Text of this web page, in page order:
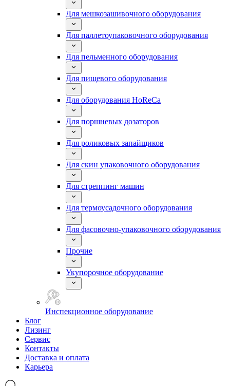
Для мешкозашивочного оборудования
Для паллетоупаковочного оборудования
Для пельменного оборудования
Для пищевого оборудования
Для оборудования HoReCa
Для поршневых дозаторов
Для роликовых запайщиков
Для скин упаковочного оборудования
Для стреппинг машин
Для термоусадочного оборудования
Для фасовочно-упаковочного оборудования
Прочие
Укупорочное оборудование
Инспекционное оборудование
Блог
Лизинг
Сервис
Контакты
Доставка и оплата
Карьера